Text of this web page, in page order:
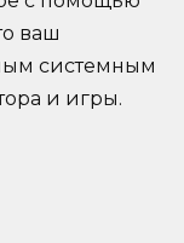
ваш
системным
и игры.